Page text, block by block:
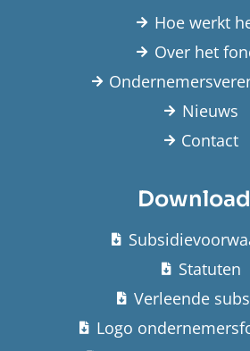
Hoe werkt
Over het
Nieuws
Contact
Statuten
Verleende
Logo